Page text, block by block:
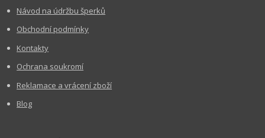
Návod na údržbu šperků
Obchodní podmínky
Kontakty
Ochrana soukromí
Reklamace a vrácení zboží
Blog